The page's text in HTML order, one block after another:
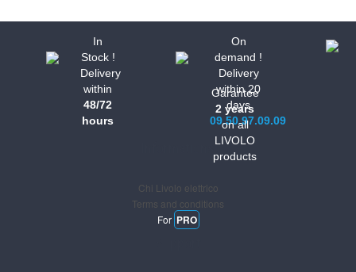
In
Stock !
Delivery
within
48/72
hours
On
demand !
Delivery
within 20
days
09.50.97.09.09
Garantee
2 years
on all
LIVOLO
products
Chi Livolo elettrico
Terms and conditions
For PRO